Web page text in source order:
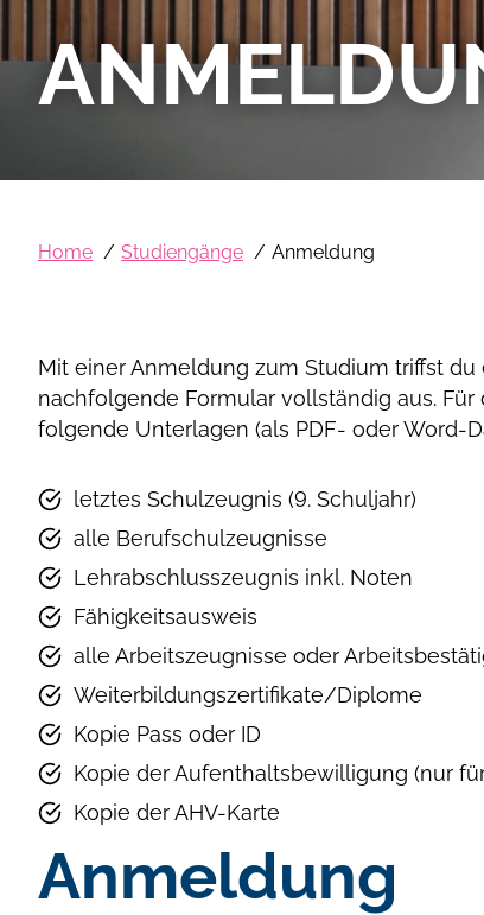
Home Studiengänge Anmeldung
Mit einer Anmeldung zum Studium triffst
nachfolgende Formular vollständig aus.
folgende Unterlagen (als PDF- oder Word-
letztes Schulzeugnis (9. Schuljahr)
alle Berufschulzeugnisse
Lehrabschlusszeugnis inkl. Noten
Fähigkeitsausweis
alle Arbeitszeugnisse oder
Weiterbildungszertifikate/Diplome
Kopie Pass oder ID
Kopie der Aufenthaltsbewilligung (nur
Kopie der AHV-Karte
Anmeldung